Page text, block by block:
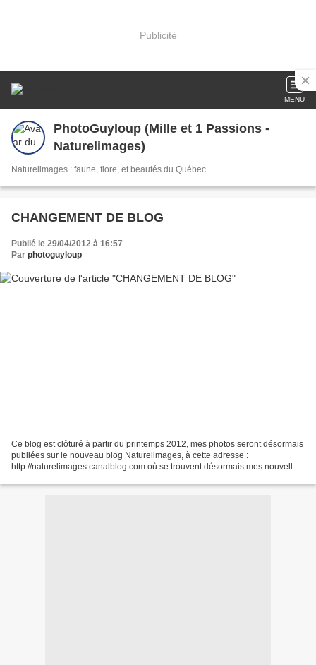
Publicité
MENU
PhotoGuyloup (Mille et 1 Passions -
Naturelimages)
Naturelimages : faune, flore, et beautés du Québec
CHANGEMENT DE BLOG
Publié le 29/04/2012 à 16:57
Par photoguyloup
Ce blog est clôturé à partir du printemps 2012, mes photos seront désormais
publiées sur le nouveau blog Naturelimages, à cette adresse :
http://naturelimages.canalblog.com où se trouvent désormais mes nouvelles